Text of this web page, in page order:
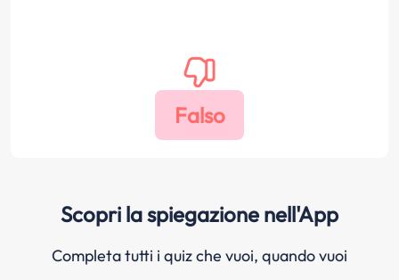
Scopri la spiegazione nell'App
Completa tutti i quiz che vuoi, quando vuoi